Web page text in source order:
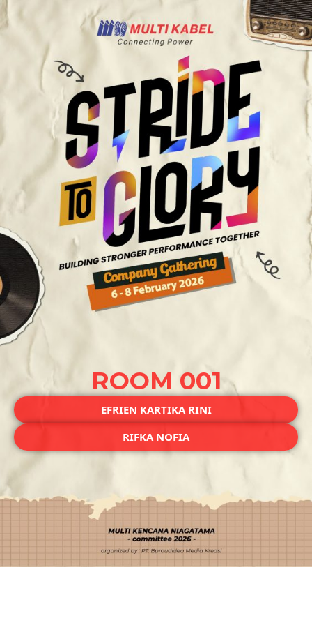
ROOM 001
EFRIEN KARTIKA RINI
RIFKA NOFIA